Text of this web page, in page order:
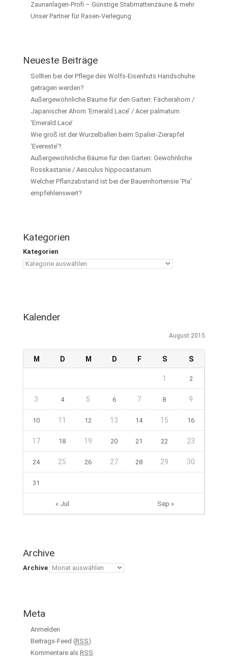
Zaunanlagen-Profi – Günstige Stabmattenzäune & mehr
Unser Partner für Rasen-Verlegung
Neueste Beiträge
Sollten bei der Pflege des Wolfs-Eisenhuts Handschuhe
getragen werden?
Außergewöhnliche Bäume für den Garten: Fächerahorn /
Japanischer Ahorn ‘Emerald Lace’ / Acer palmatum
‘Emerald Lace’
Wie groß ist der Wurzelballen beim Spalier-Zierapfel
‘Evereste’?
Außergewöhnliche Bäume für den Garten: Gewöhnliche
Rosskastanie / Aesculus hippocastanum
Welcher Pflanzabstand ist bei der Bauernhortensie ‘Pia’
empfehlenswert?
Kategorien
Kategorien
Kalender
August 2015
M D M D F S S
« Jul Sep »
1 2
3 4 5 6 7 8 9
10 11 12 13 14 15 16
17 18 19 20 21 22 23
24 25 26 27 28 29 30
31
Archive
Archive
Meta
Anmelden
Beitrags-Feed (RSS)
Kommentare als RSS